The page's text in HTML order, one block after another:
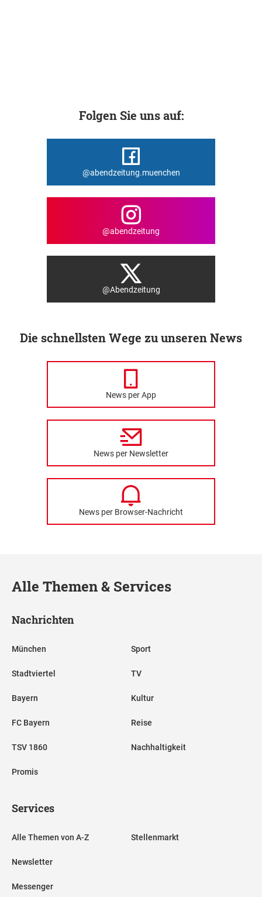
Folgen Sie uns auf:
@abendzeitung.muenchen
@abendzeitung
@Abendzeitung
Die schnellsten Wege zu unseren News
News per App
News per Newsletter
News per Browser-Nachricht
Alle Themen & Services
Nachrichten
München
Stadtviertel
Bayern
FC Bayern
TSV 1860
Promis
Sport
TV
Kultur
Reise
Nachhaltigkeit
Services
Alle Themen von A-Z
Newsletter
Messenger
Stellenmarkt